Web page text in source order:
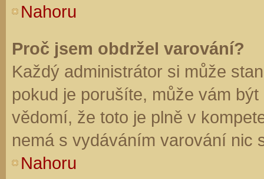
Nahoru
Proč jsem obdržel varování?
Každý administrátor si může
pokud je porušíte, může vám
vědomí, že toto je plně v
nemá s vydáváním varování nic
Nahoru